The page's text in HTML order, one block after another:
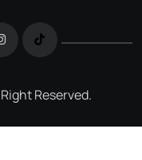
Reserved.